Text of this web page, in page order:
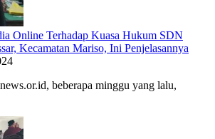
Online Terhadap Kuasa Hukum SDN
Kecamatan Mariso, Ini Penjelasannya
beberapa minggu yang lalu,